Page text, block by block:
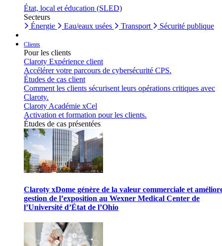
État, local et éducation (SLED)
Secteurs
Énergie
Eau/eaux usées Transport Sécurité publique
Clients
Pour les clients
Claroty Expérience client
Accélérer votre parcours de cybersécurité CPS.
Études de cas client
Comment les clients sécurisent leurs opérations critiques avec
Claroty.
Claroty Académie xCel
Activation et formation pour les clients.
Études de cas présentées
Claroty xDome génère de la valeur commerciale et
gestion de l’exposition au Wexner Medical Center de
l’Université d’État de l’Ohio